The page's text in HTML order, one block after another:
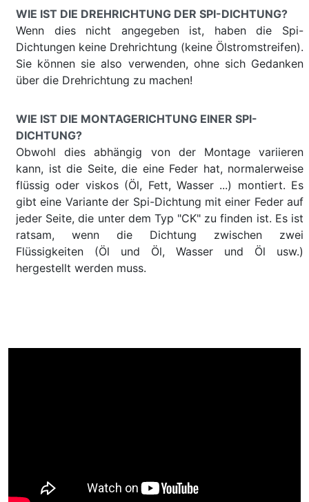
WIE IST DIE DREHRICHTUNG DER SPI-DICHTUNG?
Wenn dies nicht angegeben ist, haben die Spi-
Dichtungen keine Drehrichtung (keine Ölstromstreifen).
Sie können sie also verwenden, ohne sich Gedanken
über die Drehrichtung zu machen!
WIE IST DIE MONTAGERICHTUNG EINER SPI-
DICHTUNG?
Obwohl dies abhängig von der Montage variieren
kann, ist die Seite, die eine Feder hat, normalerweise
flüssig oder viskos (Öl, Fett, Wasser ...) montiert. Es
gibt eine Variante der Spi-Dichtung mit einer Feder auf
jeder Seite, die unter dem Typ "CK" zu finden ist. Es ist
ratsam, wenn die Dichtung zwischen zwei
Flüssigkeiten (Öl und Öl, Wasser und Öl usw.)
hergestellt werden muss.